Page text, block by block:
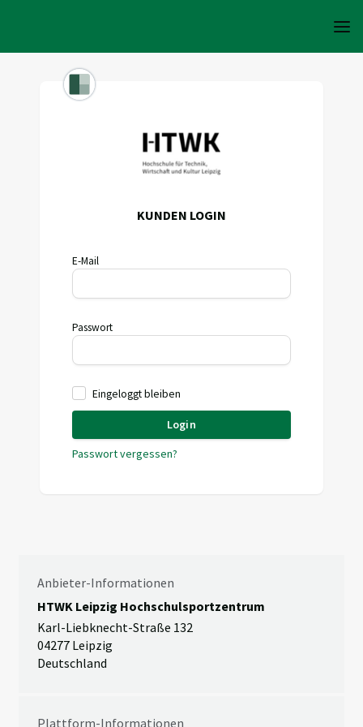
KUNDEN LOGIN
E-Mail
Passwort
Eingeloggt bleiben
Login
Passwort vergessen?
Anbieter-Informationen
HTWK Leipzig Hochschulsportzentrum
Karl-Liebknecht-Straße 132
04277 Leipzig
Deutschland
Plattform-Informationen